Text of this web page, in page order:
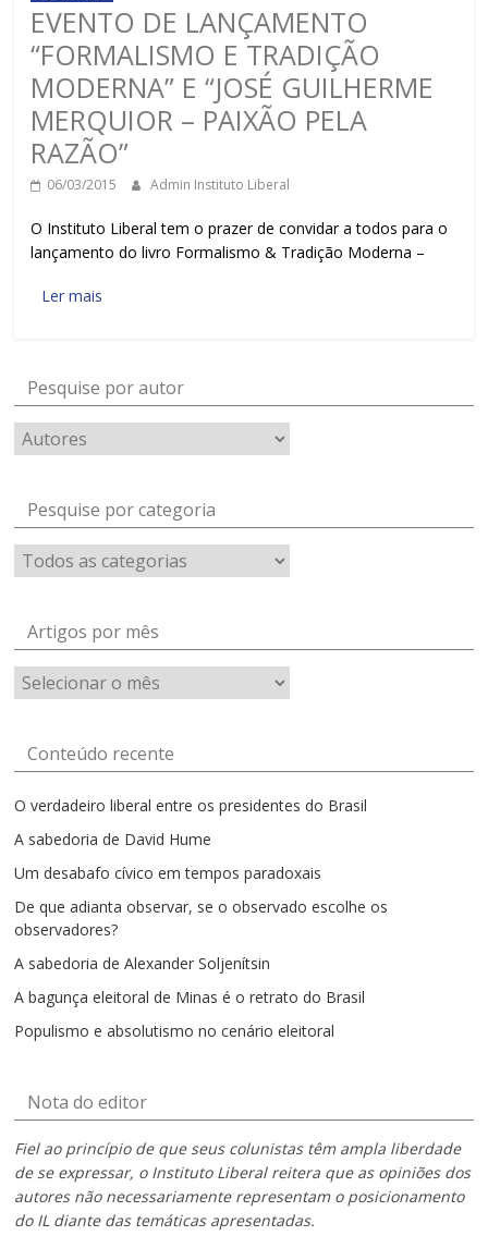
EVENTO DE LANÇAMENTO
“FORMALISMO E TRADIÇÃO
MODERNA” E “JOSÉ GUILHERME
MERQUIOR – PAIXÃO PELA
RAZÃO”
06/03/2015 Admin Instituto Liberal
O Instituto Liberal tem o prazer de convidar a todos para o
lançamento do livro Formalismo & Tradição Moderna –
Ler mais
Pesquise por autor
Pesquise por categoria
Artigos por mês
Artigos
por
Conteúdo recente
O verdadeiro liberal entre os presidentes do Brasil
A sabedoria de David Hume
Um desabafo cívico em tempos paradoxais
De que adianta observar, se o observado escolhe os
observadores?
A sabedoria de Alexander Soljenítsin
A bagunça eleitoral de Minas é o retrato do Brasil
Populismo e absolutismo no cenário eleitoral
Nota do editor
Fiel ao princípio de que seus colunistas têm ampla liberdade
de se expressar, o Instituto Liberal reitera que as opiniões dos
autores não necessariamente representam o posicionamento
do IL diante das temáticas apresentadas.